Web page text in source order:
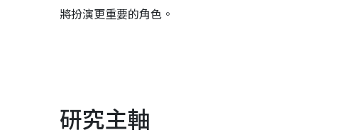
將扮演更重要的角色。
研究主軸